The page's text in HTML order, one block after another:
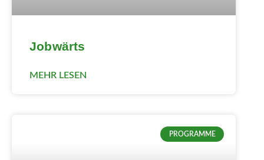
Jobwärts
MEHR LESEN
PROGRAMME